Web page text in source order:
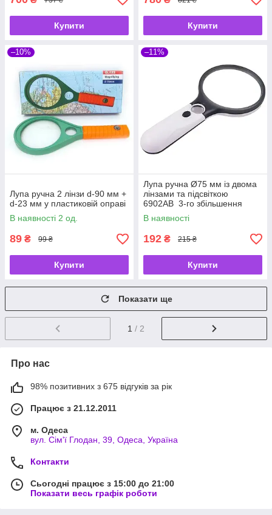
Купити Купити
–10%
Лупа ручна 2 лінзи d-90 мм +
d-23 мм у пластиковій оправі
В наявності 2 од.
89 ₴ 99 ₴
Купити
–11%
Лупа ручна Ø75 мм із двома
лінзами та підсвіткою
6902AB 3-го збільшення
В наявності
192 ₴ 215 ₴
Купити
Показати ще
1 / 2
Про нас
98% позитивних з 675 відгуків за рік
Працює з 21.12.2011
м. Одеса
вул. Сім'ї Глодан, 39, Одеса, Україна
Контакти
Сьогодні працює з 15:00 до 21:00
Показати весь графік роботи